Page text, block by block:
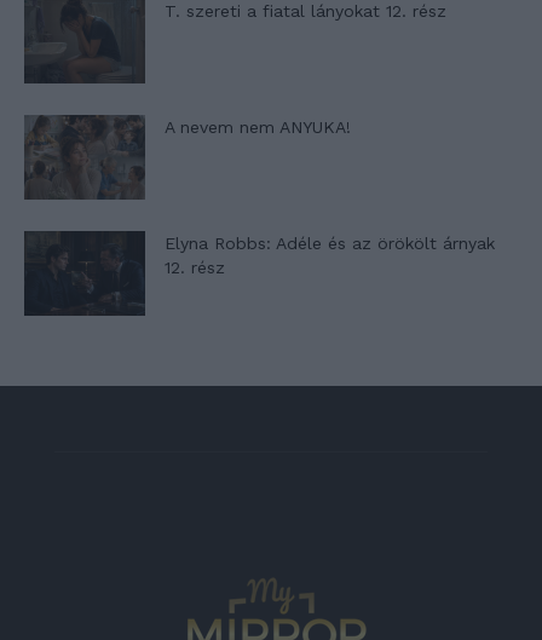
T. szereti a fiatal lányokat 12. rész
A nevem nem ANYUKA!
Elyna Robbs: Adéle és az örökölt árnyak
12. rész